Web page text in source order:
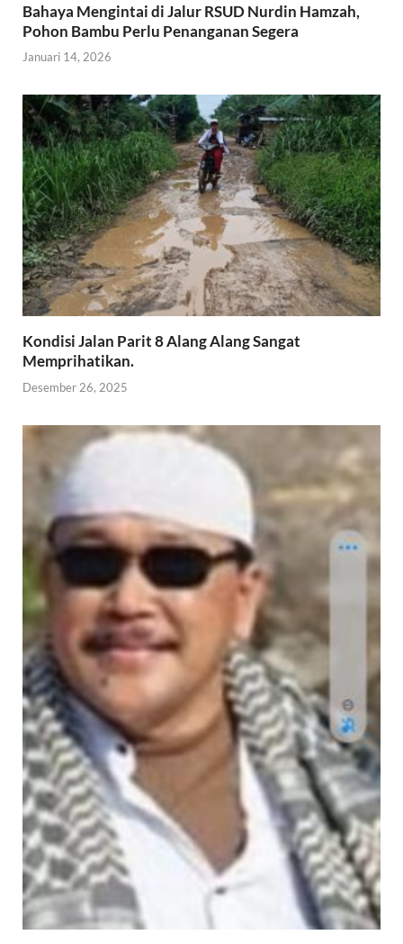
Bahaya Mengintai di Jalur RSUD Nurdin Hamzah,
Pohon Bambu Perlu Penanganan Segera
Januari 14, 2026
Kondisi Jalan Parit 8 Alang Alang Sangat
Memprihatikan.
Desember 26, 2025